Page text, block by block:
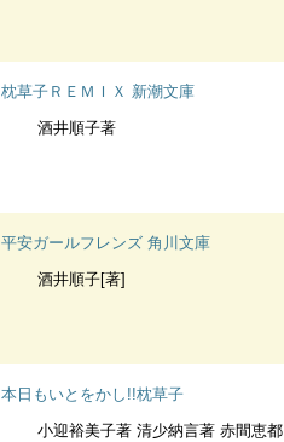
枕草子ＲＥＭＩＸ 新潮文庫
酒井順子著
平安ガールフレンズ 角川文庫
酒井順子[著]
本日もいとをかし!!枕草子
小迎裕美子著 清少納言著 赤間恵都子監修